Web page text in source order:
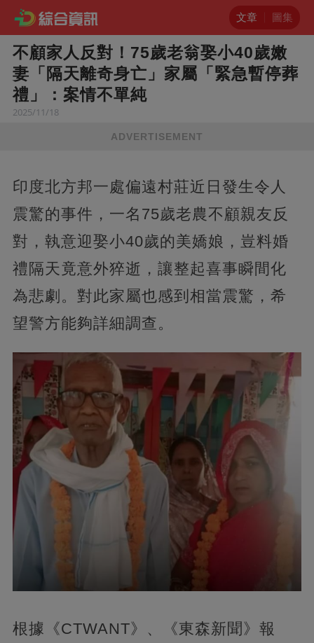
文章 圖集
不顧家人反對！75歲老翁娶小40歲嫩
妻「隔天離奇身亡」家屬「緊急暫停葬
禮」：案情不單純
2025/11/18
ADVERTISEMENT
印度北方邦一處偏遠村莊近日發生令人
震驚的事件，一名75歲老農不顧親友反
對，執意迎娶小40歲的美嬌娘，豈料婚
禮隔天竟意外猝逝，讓整起喜事瞬間化
為悲劇。對此家屬也感到相當震驚，希
望警方能夠詳細調查。
根據《CTWANT》、《東森新聞》報